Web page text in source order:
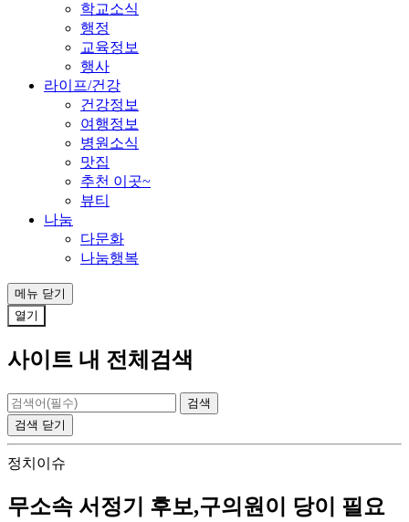
학교소식
행정
교육정보
행사
라이프/건강
건강정보
여행정보
병원소식
맛집
추천 이곳~
뷰티
나눔
다문화
나눔행복
메뉴 닫기
열기
사이트 내 전체검색
검색 닫기
정치이슈
무소속 서정기 후보,구의원이 당이 필요